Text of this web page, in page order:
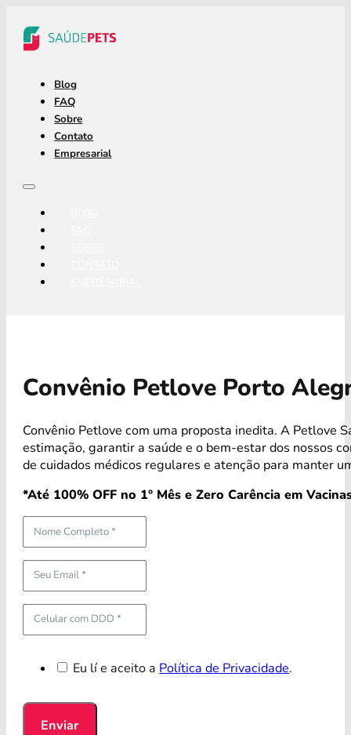
Blog
FAQ
Sobre
Contato
Empresarial
Convênio Petlove Porto
Convênio Petlove com uma proposta inedita. A Petlove
estimação, garantir a saúde e o bem-estar dos nossos
de cuidados médicos regulares e atenção para manter
*Até 100% OFF no 1° Mês e Zero Carência em
Eu lí e aceito aPolítica de Privacidade.
Enviar